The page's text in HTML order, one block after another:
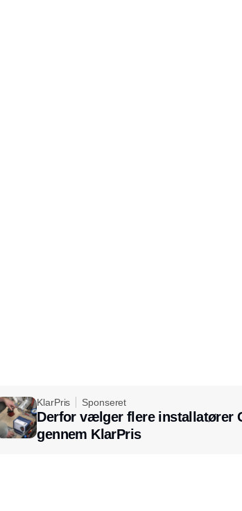
KlarPris Sponseret
Derfor vælger flere installatører
gennem KlarPris